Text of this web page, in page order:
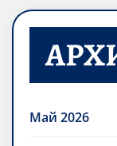
Май 2026